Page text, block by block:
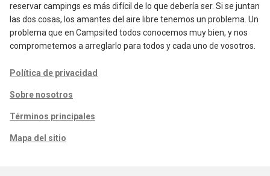
reservar campings es más difícil de lo que debería ser. Si se juntan
las dos cosas, los amantes del aire libre tenemos un problema. Un
problema que en Campsited todos conocemos muy bien, y nos
comprometemos a arreglarlo para todos y cada uno de vosotros.
Política de privacidad
Sobre nosotros
Términos principales
Mapa del sitio